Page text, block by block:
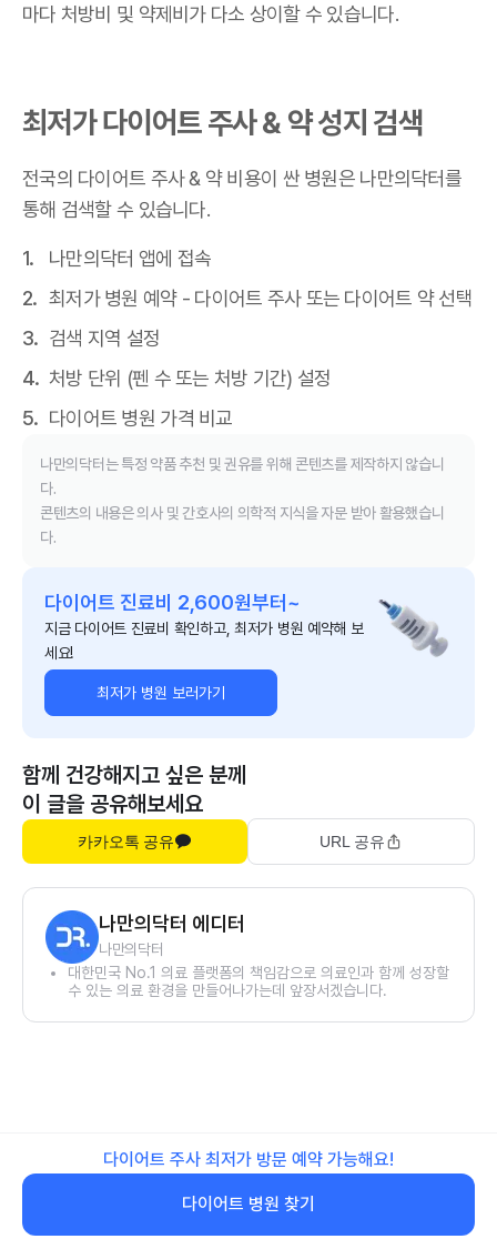
마다 처방비 및 약제비가 다소 상이할 수 있습니다.
최저가 다이어트 주사 & 약 성지 검색
전국의 다이어트 주사 & 약 비용이 싼 병원은 나만의닥터를
통해 검색할 수 있습니다.
나만의닥터 앱에 접속
최저가 병원 예약 - 다이어트 주사 또는 다이어트 약 선택
검색 지역 설정
처방 단위 (펜 수 또는 처방 기간) 설정
다이어트 병원 가격 비교
나만의닥터는 특정 약품 추천 및 권유를 위해 콘텐츠를 제작하지 않습니
다.
콘텐츠의 내용은 의사 및 간호사의 의학적 지식을 자문 받아 활용했습니
다.
다이어트 진료비 2,600원부터~
지금 다이어트 진료비 확인하고, 최저가 병원 예약해 보
세요!
최저가 병원 보러가기
함께 건강해지고 싶은 분께
이 글을 공유해보세요
카카오톡 공유 URL 공유
나만의닥터 에디터
나만의닥터
대한민국 No.1 의료 플랫폼의 책임감으로 의료인과 함께 성장할
수 있는 의료 환경을 만들어나가는데 앞장서겠습니다.
다이어트 주사 최저가 방문 예약 가능해요!
다이어트 병원 찾기